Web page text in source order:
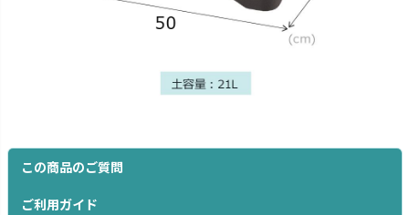
この商品のご質問
ご利用ガイド